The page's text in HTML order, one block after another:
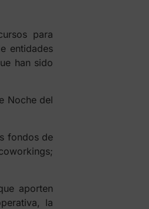
para
entidades
han sido
Noche del
fondos de
aporten
la